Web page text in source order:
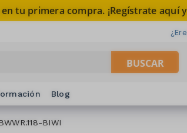
tu primera compra. ¡Regístrate aquí
BUSCAR
Blog
BIWI